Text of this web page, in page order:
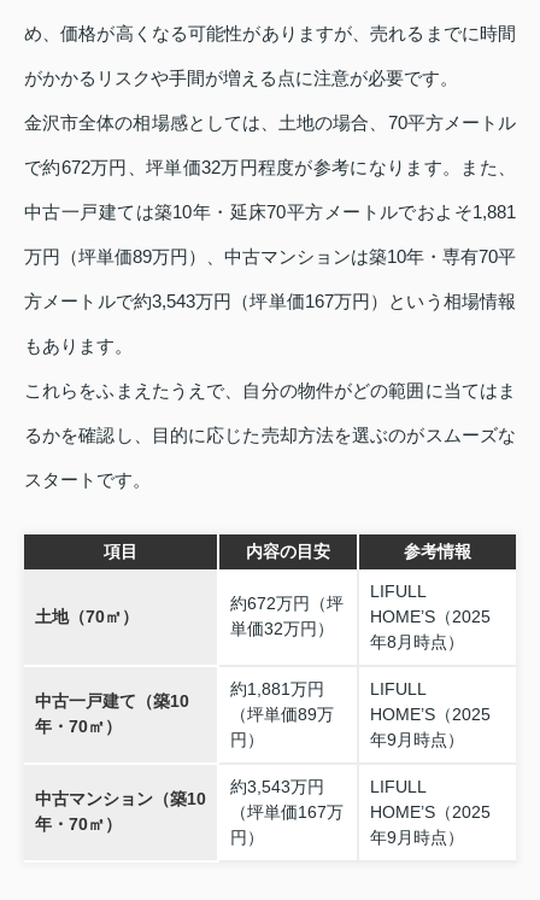
め、価格が高くなる可能性がありますが、売れるまでに時間
がかかるリスクや手間が増える点に注意が必要です。
金沢市全体の相場感としては、土地の場合、70平方メートル
で約672万円、坪単価32万円程度が参考になります。また、
中古一戸建ては築10年・延床70平方メートルでおよそ1,881
万円（坪単価89万円）、中古マンションは築10年・専有70平
方メートルで約3,543万円（坪単価167万円）という相場情報
もあります。
これらをふまえたうえで、自分の物件がどの範囲に当てはま
るかを確認し、目的に応じた売却方法を選ぶのがスムーズな
スタートです。
項目 内容の目安 参考情報
土地（70㎡）
約672万円（坪
単価32万円）
LIFULL
HOME’S（2025
年8月時点）
中古一戸建て（築10
年・70㎡）
約1,881万円
（坪単価89万
円）
LIFULL
HOME’S（2025
年9月時点）
中古マンション（築10
年・70㎡）
約3,543万円
（坪単価167万
円）
LIFULL
HOME’S（2025
年9月時点）